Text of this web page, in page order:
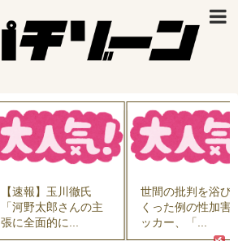
【速報】玉川徹氏
「河野太郎さんの主
張に全面的に...
世間の批判を浴び
くった例の性加害
ッカー、「...